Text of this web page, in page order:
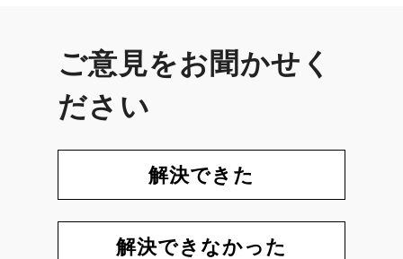
ご意見をお聞かせく
ださい
解決できた
解決できなかった